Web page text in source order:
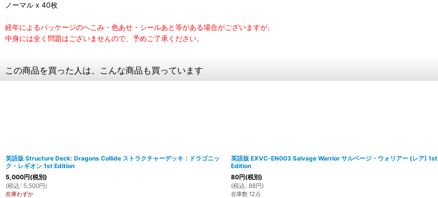
ノーマル x 40枚
経年によるパッケージのへこみ・色あせ・シールあと等がある場合がございますが、
中身には全く問題はございませんので、予めご了承ください。
この商品を買った人は、こんな商品も買っています
英語版 Structure Deck: Dragons Collide ストラクチャーデッキ：ドラゴニッ
ク・レギオン 1st Edition
5,000円(税別)
(税込 : 5,500円)
在庫わずか
英語版 EXVC-EN003 Salvage Warrior サルベージ・ウォリアー (レア) 1st
Edition
80円(税別)
(税込 : 88円)
在庫数 12点